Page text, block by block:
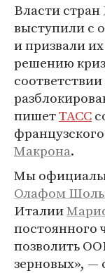
Власти стран
выступили с
и призвали
решению
пишетТАСС
Макрона.
Мы
Олафом
Италии
постоянного
позволить
зерновых», —